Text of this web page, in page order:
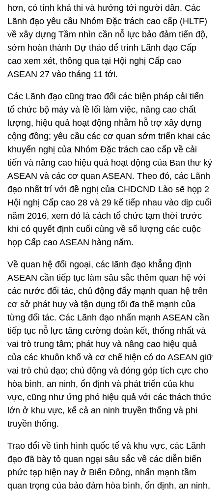
hơn, có tính khả thi và hướng tới người dân. Các
Lãnh đạo yêu cầu Nhóm Đặc trách cao cấp (HLTF)
về xây dựng Tầm nhìn cần nỗ lực bảo đảm tiến độ,
sớm hoàn thành Dự thảo để trình Lãnh đạo Cấp
cao xem xét, thông qua tại Hội nghị Cấp cao
ASEAN 27 vào tháng 11 tới.
Các Lãnh đạo cũng trao đổi các biện pháp cải tiến
tổ chức bộ máy và lề lối làm việc, nâng cao chất
lượng, hiệu quả hoạt động nhằm hỗ trợ xây dựng
cộng đồng; yêu cầu các cơ quan sớm triển khai các
khuyến nghị của Nhóm Đặc trách cao cấp về cải
tiến và nâng cao hiệu quả hoạt động của Ban thư ký
ASEAN và các cơ quan ASEAN. Theo đó, các Lãnh
đạo nhất trí với đề nghị của CHDCND Lào sẽ họp 2
Hội nghị Cấp cao 28 và 29 kế tiếp nhau vào dịp cuối
năm 2016, xem đó là cách tổ chức tạm thời trước
khi có quyết định cuối cùng về số lượng các cuộc
họp Cấp cao ASEAN hàng năm.
Về quan hệ đối ngoại, các lãnh đạo khẳng định
ASEAN cần tiếp tục làm sâu sắc thêm quan hệ với
các nước đối tác, chủ động đẩy mạnh quan hệ trên
cơ sở phát huy và tận dụng tối đa thế mạnh của
từng đối tác. Các Lãnh đạo nhấn mạnh ASEAN cần
tiếp tục nỗ lực tăng cường đoàn kết, thống nhất và
vai trò trung tâm; phát huy và nâng cao hiệu quả
của các khuôn khổ và cơ chế hiện có do ASEAN giữ
vai trò chủ đạo; chủ động và đóng góp tích cực cho
hòa bình, an ninh, ổn định và phát triển của khu
vực, cũng như ứng phó hiệu quả với các thách thức
lớn ở khu vực, kể cả an ninh truyền thống và phi
truyền thống.
Trao đổi về tình hình quốc tế và khu vực, các Lãnh
đạo đã bày tỏ quan ngại sâu sắc về các diễn biến
phức tạp hiện nay ở Biển Đông, nhấn mạnh tầm
quan trọng của bảo đảm hòa bình, ổn định, an ninh,